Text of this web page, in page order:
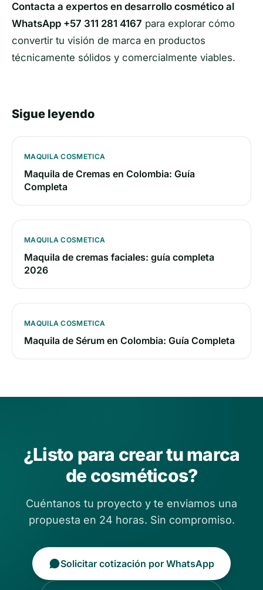
Contacta a expertos en desarrollo cosmético al
WhatsApp +57 311 281 4167 para explorar cómo
convertir tu visión de marca en productos
técnicamente sólidos y comercialmente viables.
Sigue leyendo
MAQUILA COSMETICA
Maquila de Cremas en Colombia: Guía
Completa
MAQUILA COSMETICA
Maquila de cremas faciales: guía completa
2026
MAQUILA COSMETICA
Maquila de Sérum en Colombia: Guía Completa
¿Listo para crear tu marca
de cosméticos?
Cuéntanos tu proyecto y te enviamos una
propuesta en 24 horas. Sin compromiso.
Solicitar cotización por WhatsApp